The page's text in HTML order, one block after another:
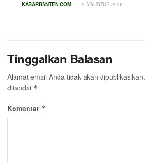
KABARBANTEN.COM 5 AGUSTUS 2026
Tinggalkan Balasan
Alamat email Anda tidak akan dipublikasikan.
ditandai *
Komentar *